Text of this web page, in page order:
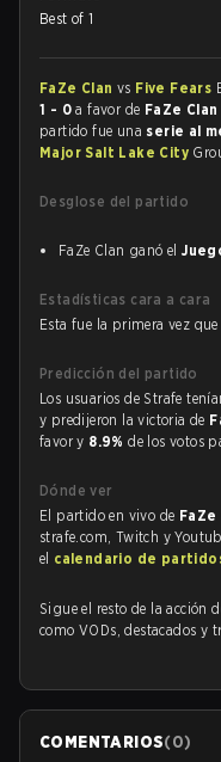
Best of 1
FaZe Clan vs Five Fears
1 - 0 a favor de FaZe Clan
partido fue una serie al
Major Salt Lake City
Desglose del partido
FaZe Clan ganó el
Estadísticas cara a cara
Esta fue la primera vez que
Predicción del partido
Los usuarios de Strafe
y predijeron la victoria de
favor y 8.9%de los votos
Dónde ver
El partido en vivo de FaZe
strafe.com, Twitch y
el calendario de
Sigue el resto de la acción
como VODs, destacados y
COMENTARIOS(0)